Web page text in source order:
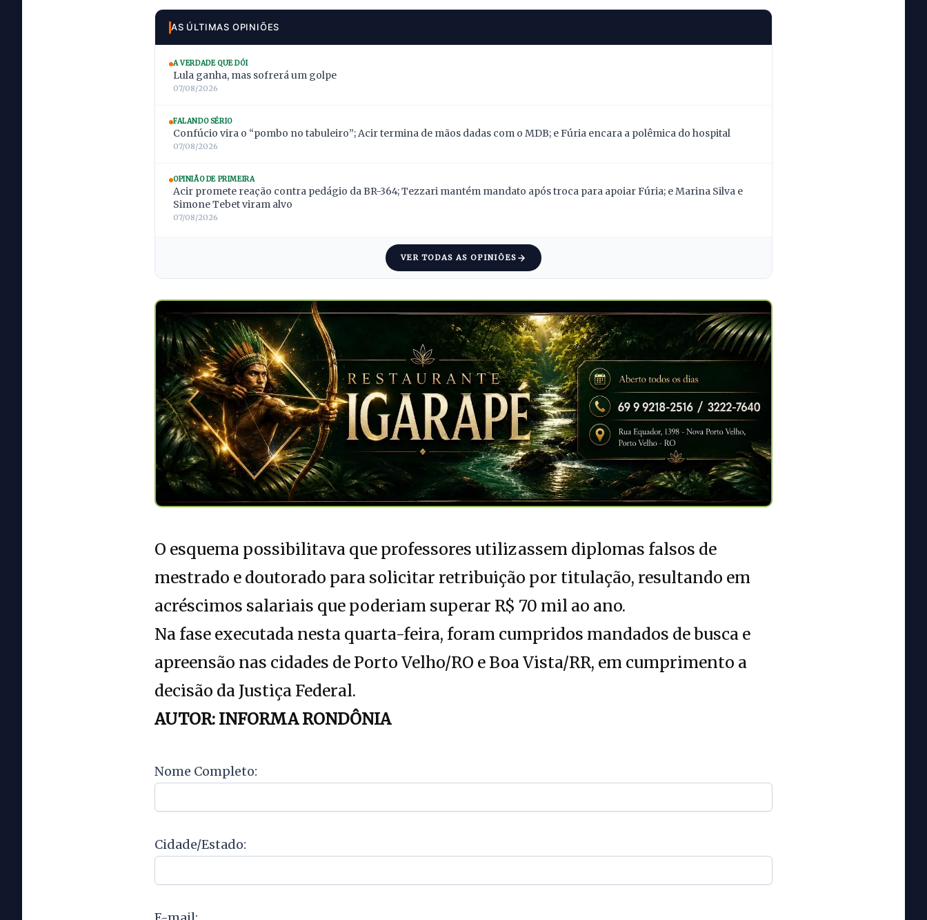
AS ÚLTIMAS OPINIÕES
A VERDADE QUE DÓI
Lula ganha, mas sofrerá um golpe
07/08/2026
FALANDO SÉRIO
Confúcio vira o “pombo no tabuleiro”; Acir termina de mãos dadas com o MDB; e Fúria encara a polêmica do hospital
07/08/2026
OPINIÃO DE PRIMEIRA
Acir promete reação contra pedágio da BR-364; Tezzari mantém mandato após troca para apoiar Fúria; e Marina Silva e
Simone Tebet viram alvo
07/08/2026
VER TODAS AS OPINIÕES
O esquema possibilitava que professores utilizassem diplomas falsos de
mestrado e doutorado para solicitar retribuição por titulação, resultando em
acréscimos salariais que poderiam superar R$ 70 mil ao ano.
Na fase executada nesta quarta-feira, foram cumpridos mandados de busca e
apreensão nas cidades de Porto Velho/RO e Boa Vista/RR, em cumprimento a
decisão da Justiça Federal.
AUTOR: INFORMA RONDÔNIA
Nome Completo:
Cidade/Estado: